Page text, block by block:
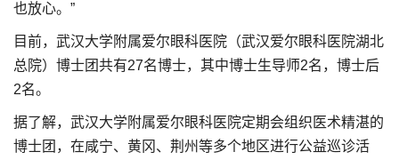
也放心。”
目前，武汉大学附属爱尔眼科医院（武汉爱尔眼科医院湖北
总院）博士团共有27名博士，其中博士生导师2名，博士后
2名。
据了解，武汉大学附属爱尔眼科医院定期会组织医术精湛的
博士团，在咸宁、黄冈、荆州等多个地区进行公益巡诊活